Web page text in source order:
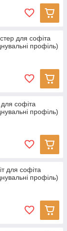
для софіта
профіль)
софіта
профіль)
для софіта
профіль)